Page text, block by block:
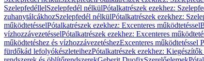
SzelepfedéllelSzelepfedél nélkülPótalkatrészek ezekhez:
zuhanytálcákhozSzelepfedél nélkülPótalkatrészek ezekhez:
működtetésselPótalkatrészek ezekhez: Excenteres működtetéssel
vízhozzávezetésselPótalkatrészek ezekhez: Excenteres
működtetéshez és vízhozzávezetéshezExcenteres működtetéssel
fürdőkád lefolyókészleteihezPótalkatrészek ezekhez: